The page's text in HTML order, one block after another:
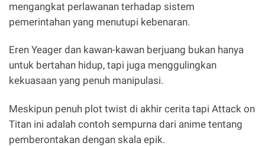
mengangkat perlawanan terhadap sistem
pemerintahan yang menutupi kebenaran.
Eren Yeager dan kawan-kawan berjuang bukan hanya
untuk bertahan hidup, tapi juga menggulingkan
kekuasaan yang penuh manipulasi.
Meskipun penuh plot twist di akhir cerita tapi Attack on
Titan ini adalah contoh sempurna dari anime tentang
pemberontakan dengan skala epik.